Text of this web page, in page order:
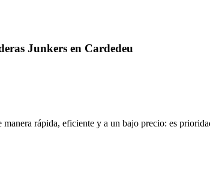
Junkers en Cardedeu
manera rápida, eficiente y a un bajo precio: es